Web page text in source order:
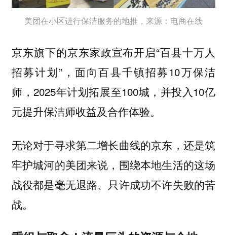
美团在小区进行保洁服务的地推，来源：电商在线
京东旗下的京东家政宣布开启“百县十万人
招募计划”，面向百县千镇招募10万保洁
师，2025年计划拓展至100城，并投入10亿
元提升保洁师收益及合作体验。
无论对于寻求第二增长曲线的京东，还是筑
牢护城河的美团来说，围绕本地生活的这场
战役都是毫无退路、只许成功不许失败的苦
战。